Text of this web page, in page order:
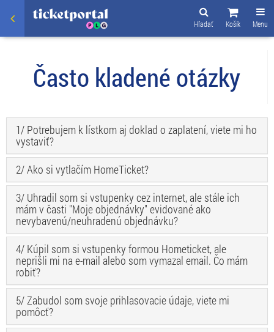
Menu
Košík
Hľadať
Často kladené otázky
1/ Potrebujem k lístkom aj doklad o zaplatení, viete mi ho
vystaviť?
2/ Ako si vytlačím HomeTicket?
3/ Uhradil som si vstupenky cez internet, ale stále ich
mám v časti "Moje objednávky" evidované ako
nevybavenú/neuhradenú objednávku?
4/ Kúpil som si vstupenky formou Hometicket, ale
neprišli mi na e-mail alebo som vymazal email. Čo mám
robiť?
5/ Zabudol som svoje prihlasovacie údaje, viete mi
pomôcť?